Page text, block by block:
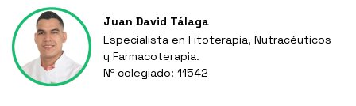
Juan David Tálaga
Especialista en Fitoterapia, Nutracéuticos
y Farmacoterapia.
Nº colegiado: 11542